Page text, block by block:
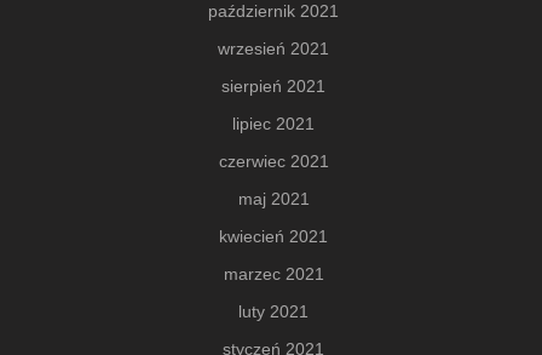
październik 2021
wrzesień 2021
sierpień 2021
lipiec 2021
czerwiec 2021
maj 2021
kwiecień 2021
marzec 2021
luty 2021
styczeń 2021